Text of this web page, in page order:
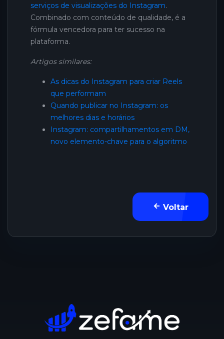
serviços de visualizações do Instagram.
Combinado com conteúdo de qualidade, é a
fórmula vencedora para ter sucesso na
plataforma.
Artigos similares:
As dicas do Instagram para criar Reels
que performam
Quando publicar no Instagram: os
melhores dias e horários
Instagram: compartilhamentos em DM,
novo elemento-chave para o algoritmo
Voltar